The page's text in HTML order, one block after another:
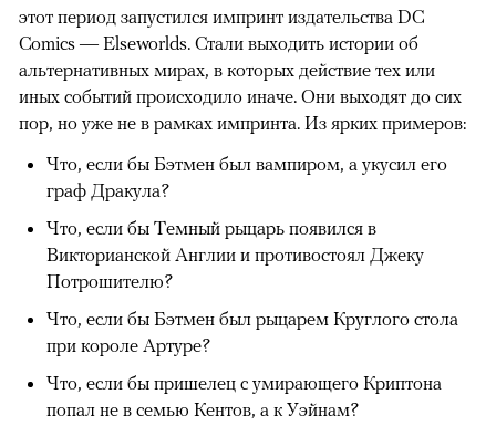
этот период запустился импринт издательства DC
Comics — Elseworlds. Стали выходить истории об
альтернативных мирах, в которых действие тех или
иных событий происходило иначе. Они выходят до сих
пор, но уже не в рамках импринта. Из ярких примеров:
Что, если бы Бэтмен был вампиром, а укусил его
граф Дракула?
Что, если бы Темный рыцарь появился в
Викторианской Англии и противостоял Джеку
Потрошителю?
Что, если бы Бэтмен был рыцарем Круглого стола
при короле Артуре?
Что, если бы пришелец с умирающего Криптона
попал не в семью Кентов, а к Уэйнам?